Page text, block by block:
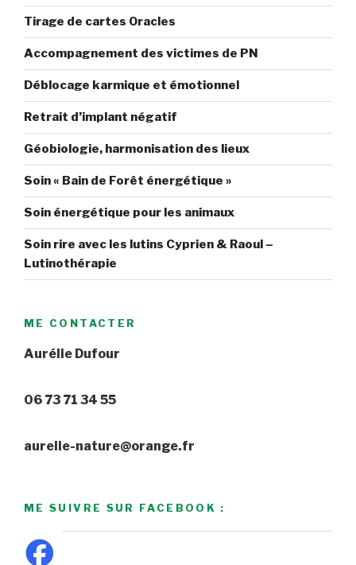
Tirage de cartes Oracles
Accompagnement des victimes de PN
Déblocage karmique et émotionnel
Retrait d’implant négatif
Géobiologie, harmonisation des lieux
Soin « Bain de Forêt énergétique »
Soin énergétique pour les animaux
Soin rire avec les lutins Cyprien & Raoul –
Lutinothérapie
ME CONTACTER
Aurélie Dufour
06 73 71 34 55
aurelie-nature@orange.fr
ME SUIVRE SUR FACEBOOK :